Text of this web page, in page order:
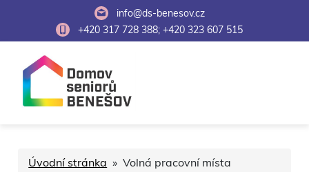
info@ds-benesov.cz
+420 317 728 388; +420 323 607 515
Úvodní stránka » Volná pracovní místa